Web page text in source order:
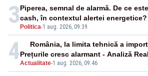
3 Politica-1 aug. 2026, 09:39
Piperea, semnal de alarmă. De ce
cash, în contextul alertei energetice?
4Actualitate-1 aug. 2026, 09:46
România, la limita tehnică a
Prețurile cresc alarmant - Analiză